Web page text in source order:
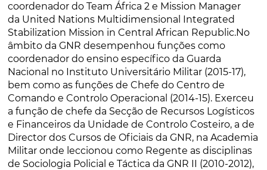
coordenador do Team África 2 e Mission Manager
da United Nations Multidimensional Integrated
Stabilization Mission in Central African Republic.No
âmbito da GNR desempenhou funções como
coordenador do ensino específico da Guarda
Nacional no Instituto Universitário Militar (2015-17),
bem como as funções de Chefe do Centro de
Comando e Controlo Operacional (2014-15). Exerceu
a função de chefe da Secção de Recursos Logísticos
e Financeiros da Unidade de Controlo Costeiro, a de
Director dos Cursos de Oficiais da GNR, na Academia
Militar onde leccionou como Regente as disciplinas
de Sociologia Policial e Táctica da GNR II (2010-2012),